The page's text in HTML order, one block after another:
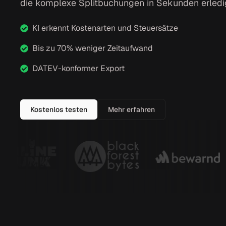
die komplexe Splitbuchungen in Sekunden
KI erkennt Kostenarten und Steuersätze
Bis zu 70% weniger Zeitaufwand
DATEV-konformer Export
Kostenlos testen Mehr erfahren